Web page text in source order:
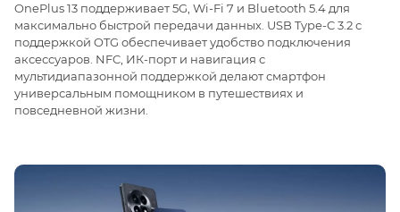
OnePlus 13 поддерживает 5G, Wi-Fi 7 и Bluetooth 5.4 для
максимально быстрой передачи данных. USB Type-C 3.2 с
поддержкой OTG обеспечивает удобство подключения
аксессуаров. NFC, ИК-порт и навигация с
мультидиапазонной поддержкой делают смартфон
универсальным помощником в путешествиях и
повседневной жизни.